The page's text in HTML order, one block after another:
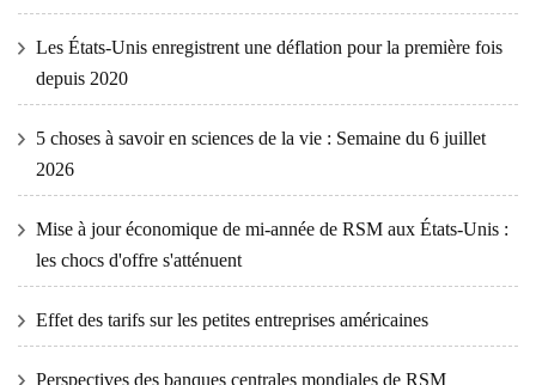
Les États-Unis enregistrent une déflation pour la première fois
depuis 2020
5 choses à savoir en sciences de la vie : Semaine du 6 juillet
2026
Mise à jour économique de mi-année de RSM aux États-Unis :
les chocs d'offre s'atténuent
Effet des tarifs sur les petites entreprises américaines
Perspectives des banques centrales mondiales de RSM